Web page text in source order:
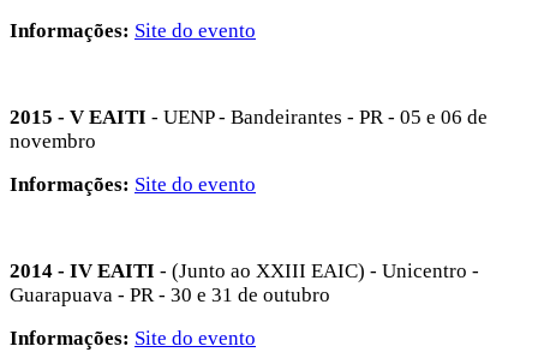
Informações: Site do evento
2015 - V EAITI - UENP - Bandeirantes - PR - 05 e 06 de
novembro
Informações: Site do evento
2014 - IV EAITI - (Junto ao XXIII EAIC) - Unicentro -
Guarapuava - PR - 30 e 31 de outubro
Informações: Site do evento